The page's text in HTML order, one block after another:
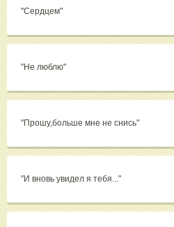
"Сердцем"
"Не люблю"
"Прошу,больше мне не снись"
"И вновь увидел я тебя..."